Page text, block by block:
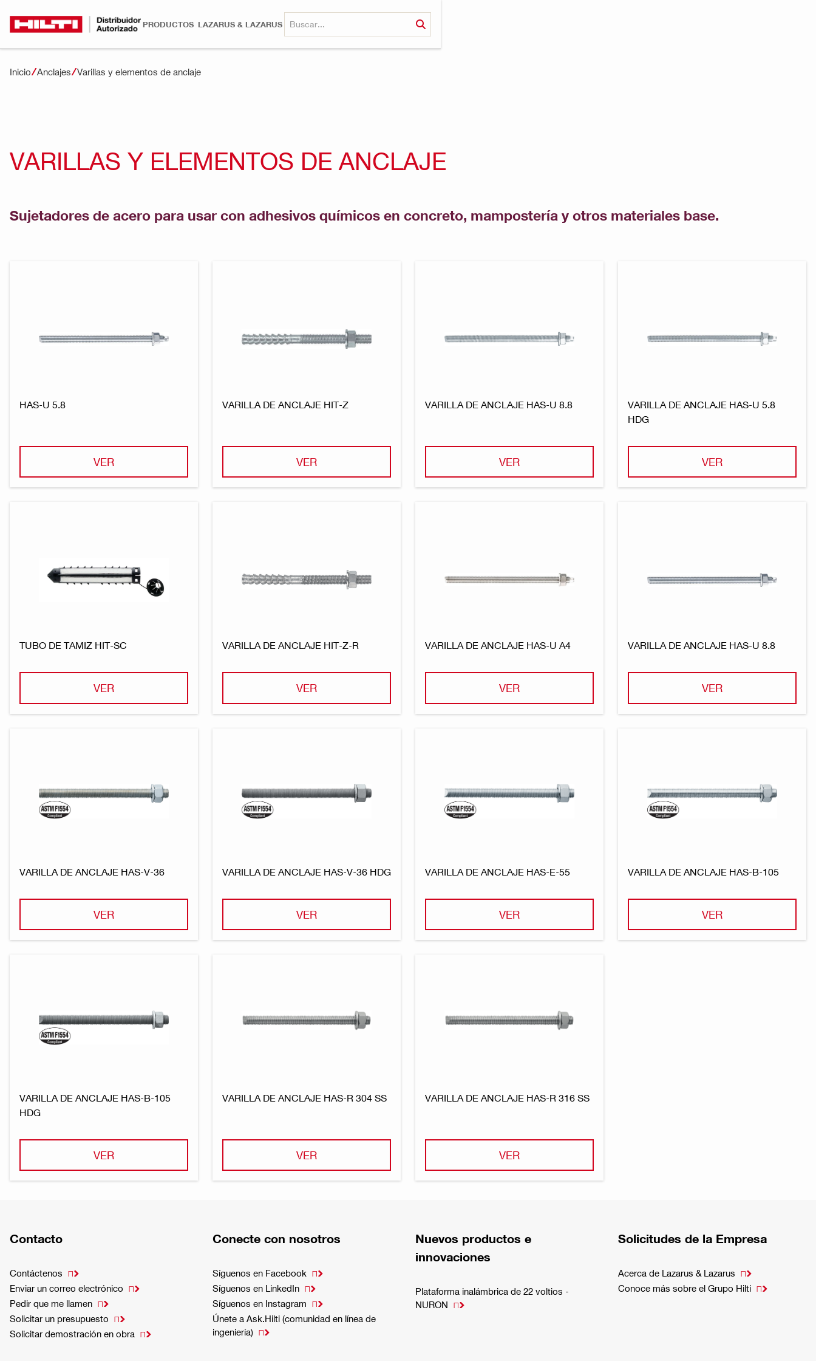
PRODUCTOS LAZARUS & LAZARUS
Inicio Anclajes Varillas y elementos de anclaje
VARILLAS Y ELEMENTOS DE ANCLAJE
Sujetadores de acero para usar con adhesivos químicos en concreto, mampostería y otros materiales base.
HAS-U 5.8
VER
VARILLA DE ANCLAJE HIT-Z
VER
VARILLA DE ANCLAJE HAS-U 8.8
VER
VARILLA DE ANCLAJE HAS-U 5.8
HDG
VER
TUBO DE TAMIZ HIT-SC
VER
VARILLA DE ANCLAJE HIT-Z-R
VER
VARILLA DE ANCLAJE HAS-U A4
VER
VARILLA DE ANCLAJE HAS-U 8.8
VER
VARILLA DE ANCLAJE HAS-V-36
VER
VARILLA DE ANCLAJE HAS-V-36 HDG
VER
VARILLA DE ANCLAJE HAS-E-55
VER
VARILLA DE ANCLAJE HAS-B-105
VER
VARILLA DE ANCLAJE HAS-B-105
HDG
VER
VARILLA DE ANCLAJE HAS-R 304 SS
VER
VARILLA DE ANCLAJE HAS-R 316 SS
VER
Contacto
Contáctenos 
Enviar un correo electrónico 
Pedir que me llamen 
Solicitar un presupuesto 
Solicitar demostración en obra 
Conecte con nosotros
Síguenos en Facebook 
Síguenos en LinkedIn 
Síguenos en Instagram 
Únete a Ask.Hilti (comunidad en línea de
ingeniería) 
Nuevos productos e
innovaciones
Plataforma inalámbrica de 22 voltios -
NURON 
Solicitudes de la Empresa
Acerca de Lazarus & Lazarus 
Conoce más sobre el Grupo Hilti 